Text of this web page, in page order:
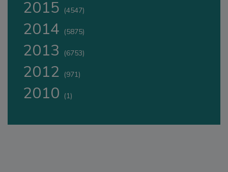
2015 (4547)
2014 (5875)
2013 (6753)
2012 (971)
2010 (1)